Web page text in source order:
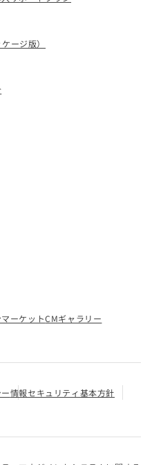
ージ版）
ーケットCMギャラリー
情報セキュリティ基本方針